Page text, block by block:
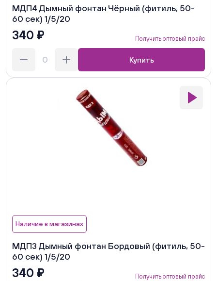
МДП4 Дымный фонтан Чёрный (фитиль, 50-
60 сек) 1/5/20
340 ₽ Получить оптовый прайс
Купить
Наличие в магазинах
МДП3 Дымный фонтан Бордовый (фитиль, 50-
60 сек) 1/5/20
340 ₽ Получить оптовый прайс